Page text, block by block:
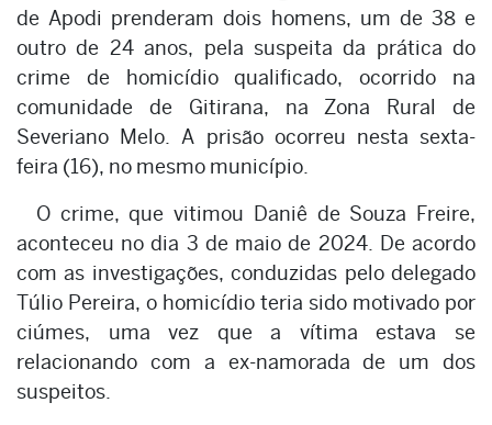
de Apodi prenderam dois homens, um de 38 e
outro de 24 anos, pela suspeita da prática do
crime de homicídio qualificado, ocorrido na
comunidade de Gitirana, na Zona Rural de
Severiano Melo. A prisão ocorreu nesta sexta-
feira (16), no mesmo município.
O crime, que vitimou Daniê de Souza Freire,
aconteceu no dia 3 de maio de 2024. De acordo
com as investigações, conduzidas pelo delegado
Túlio Pereira, o homicídio teria sido motivado por
ciúmes, uma vez que a vítima estava se
relacionando com a ex-namorada de um dos
suspeitos.